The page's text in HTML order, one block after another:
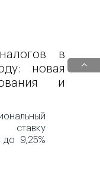
в
новая
и
до 9,25%